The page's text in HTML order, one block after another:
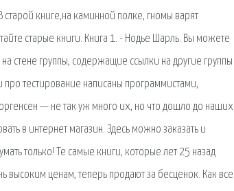
книге,на каминной полке, гномы варят
старые книги. Книга 1. - Нодье Шарль. Вы можете
стене группы, содержащие ссылки на другие группы
тестирование написаны программистами,
— не так уж много их, но что дошло до наших
в интернет магазин. Здесь можно заказать и
только! Те самые книги, которые лет 25 назад
высоким ценам, теперь продают за бесценок. Как все